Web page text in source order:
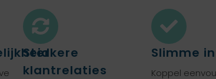
Sterkere
klantrelaties
Slimme
Koppel